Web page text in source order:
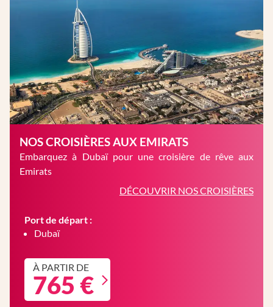
NOS CROISIÈRES AUX EMIRATS
Embarquez à Dubaï pour une croisière de rêve aux
Emirats
DÉCOUVRIR NOS CROISIÈRES
Port de départ :
Dubaï
À PARTIR DE
765 €